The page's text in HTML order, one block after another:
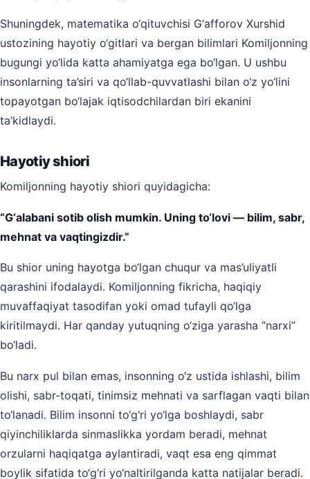
Shuningdek, matematika o‘qituvchisi G‘afforov Xurshid
ustozining hayotiy o‘gitlari va bergan bilimlari Komiljonning
bugungi yo‘lida katta ahamiyatga ega bo‘lgan. U ushbu
insonlarning ta’siri va qo‘llab-quvvatlashi bilan o‘z yo‘lini
topayotgan bo‘lajak iqtisodchilardan biri ekanini
ta’kidlaydi.
Hayotiy shiori
Komiljonning hayotiy shiori quyidagicha:
“G‘alabani sotib olish mumkin. Uning to‘lovi — bilim, sabr,
mehnat va vaqtingizdir.”
Bu shior uning hayotga bo‘lgan chuqur va mas’uliyatli
qarashini ifodalaydi. Komiljonning fikricha, haqiqiy
muvaffaqiyat tasodifan yoki omad tufayli qo‘lga
kiritilmaydi. Har qanday yutuqning o‘ziga yarasha “narxi”
bo‘ladi.
Bu narx pul bilan emas, insonning o‘z ustida ishlashi, bilim
olishi, sabr-toqati, tinimsiz mehnati va sarflagan vaqti bilan
to‘lanadi. Bilim insonni to‘g‘ri yo‘lga boshlaydi, sabr
qiyinchiliklarda sinmaslikka yordam beradi, mehnat
orzularni haqiqatga aylantiradi, vaqt esa eng qimmat
boylik sifatida to‘g‘ri yo‘naltirilganda katta natijalar beradi.